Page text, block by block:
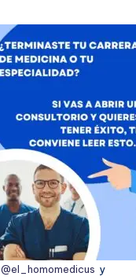
@el_homomedicus y